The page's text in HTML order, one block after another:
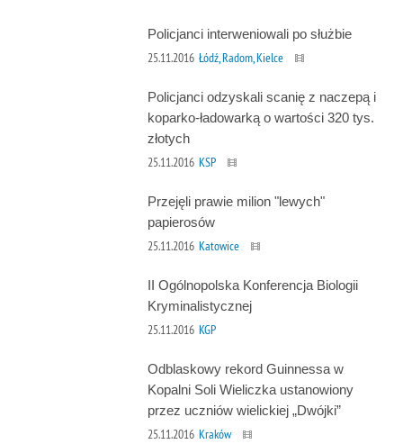
Policjanci interweniowali po służbie
25.11.2016 Łódź, Radom, Kielce
Policjanci odzyskali scanię z naczepą i
koparko-ładowarką o wartości 320 tys.
złotych
25.11.2016 KSP
Przejęli prawie milion "lewych"
papierosów
25.11.2016 Katowice
II Ogólnopolska Konferencja Biologii
Kryminalistycznej
25.11.2016 KGP
Odblaskowy rekord Guinnessa w
Kopalni Soli Wieliczka ustanowiony
przez uczniów wielickiej „Dwójki”
25.11.2016 Kraków